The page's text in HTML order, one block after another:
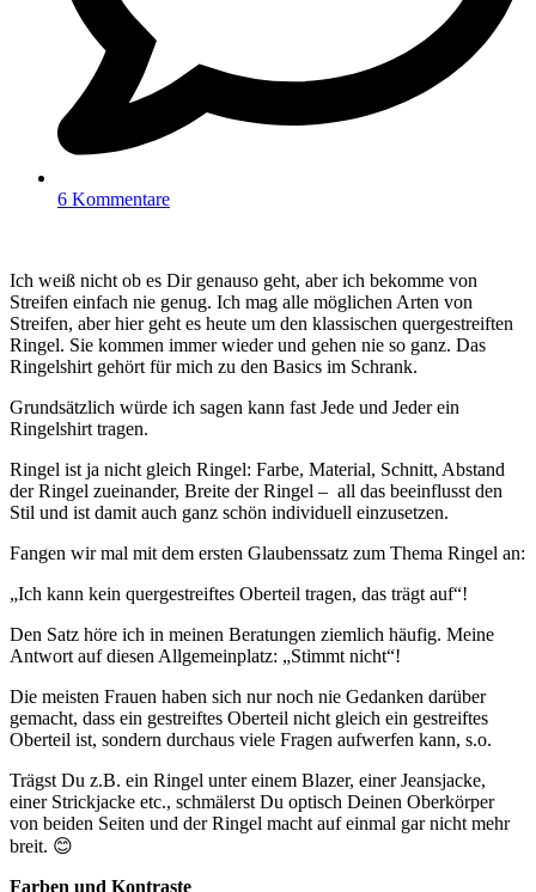
6 Kommentare
Ich weiß nicht ob es Dir genauso geht, aber ich bekomme von
Streifen einfach nie genug. Ich mag alle möglichen Arten von
Streifen, aber hier geht es heute um den klassischen quergestreiften
Ringel. Sie kommen immer wieder und gehen nie so ganz. Das
Ringelshirt gehört für mich zu den Basics im Schrank.
Grundsätzlich würde ich sagen kann fast Jede und Jeder ein
Ringelshirt tragen.
Ringel ist ja nicht gleich Ringel: Farbe, Material, Schnitt, Abstand
der Ringel zueinander, Breite der Ringel – all das beeinflusst den
Stil und ist damit auch ganz schön individuell einzusetzen.
Fangen wir mal mit dem ersten Glaubenssatz zum Thema Ringel an:
„Ich kann kein quergestreiftes Oberteil tragen, das trägt auf“!
Den Satz höre ich in meinen Beratungen ziemlich häufig. Meine
Antwort auf diesen Allgemeinplatz: „Stimmt nicht“!
Die meisten Frauen haben sich nur noch nie Gedanken darüber
gemacht, dass ein gestreiftes Oberteil nicht gleich ein gestreiftes
Oberteil ist, sondern durchaus viele Fragen aufwerfen kann, s.o.
Trägst Du z.B. ein Ringel unter einem Blazer, einer Jeansjacke,
einer Strickjacke etc., schmälerst Du optisch Deinen Oberkörper
von beiden Seiten und der Ringel macht auf einmal gar nicht mehr
breit. 😊
Farben und Kontraste